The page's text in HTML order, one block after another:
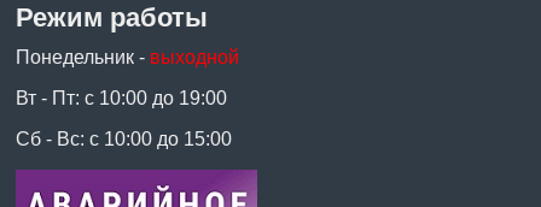
Режим работы
Понедельник - выходной
Вт - Пт: с 10:00 до 19:00
Сб - Вс: с 10:00 до 15:00